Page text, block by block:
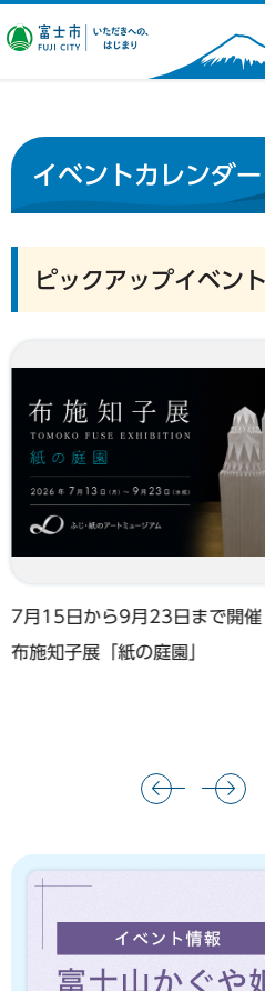
富士市 いただ
イベントカレンダー
ピックアップイベント
前のス
7月15日から9月23日まで開催
布施知子展「紙の庭園」